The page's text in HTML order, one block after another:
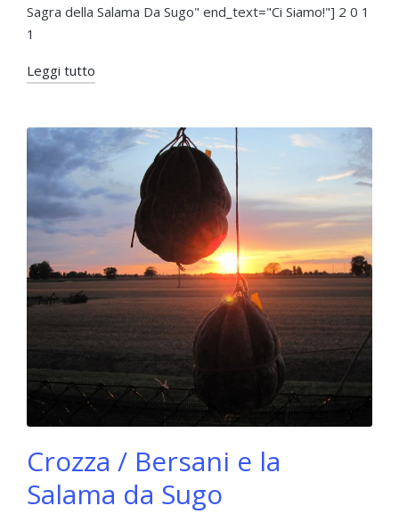
Sagra della Salama Da Sugo" end_text="Ci Siamo!"] 2 0 1
1
Leggi tutto
Crozza / Bersani e la
Salama da Sugo